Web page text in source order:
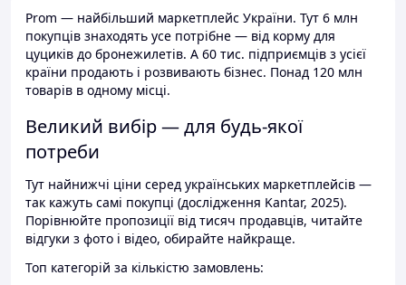
Prom — найбільший маркетплейс України. Тут 6 млн
покупців знаходять усе потрібне — від корму для
цуциків до бронежилетів. А 60 тис. підприємців з усієї
країни продають і розвивають бізнес. Понад 120 млн
товарів в одному місці.
Великий вибір — для будь-якої
потреби
Тут найнижчі ціни серед українських маркетплейсів —
так кажуть самі покупці (дослідження Kantar, 2025).
Порівнюйте пропозиції від тисяч продавців, читайте
відгуки з фото і відео, обирайте найкраще.
Топ категорій за кількістю замовлень: